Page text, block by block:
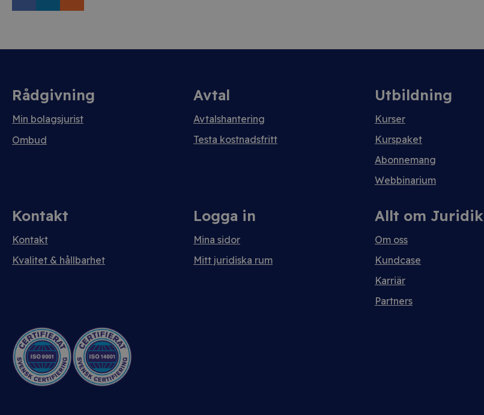
Rådgivning
Min bolagsjurist
Ombud
Avtal
Avtalshantering
Testa kostnadsfritt
Utbildning
Kurser
Kurspaket
Abonnemang
Webbinarium
Kontakt
Kontakt
Kvalitet & hållbarhet
Logga in
Mina sidor
Mitt juridiska rum
Allt om Juridik
Om oss
Kundcase
Karriär
Partners